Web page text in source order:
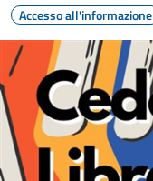
Accesso all'informazione